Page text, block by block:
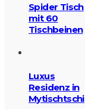
Spider Tisch
mit 60
Tischbeinen
Luxus
Residenz in
Mytischtschi